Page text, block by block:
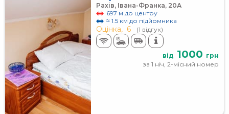
Рахів, Івана-Франка, 20А
697 м до центру
≈ 1.5 км до підйомника
Оцінка, 6 (1 відгук)
від 1000 грн
за 1 ніч, 2-місний номер